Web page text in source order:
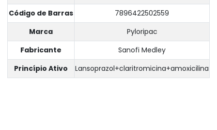
Código de Barras
7896422502559
Marca
Pyloripac
Fabricante
Sanofi Medley
Princípio Ativo
Lansoprazol+claritromicina+amoxicilina